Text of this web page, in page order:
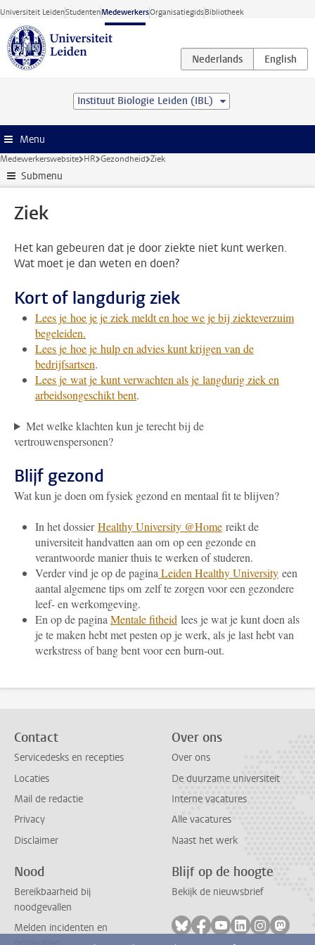
Ga direct naar de inhoud
Universiteit LeidenStudentenMedewerkersOrganisatiegidsBibliotheek
Instituut Biologie Leiden (IBL)
Menu
Medewerkerswebsite HR Gezondheid Ziek
Submenu
Ziek
Het kan gebeuren dat je door ziekte niet kunt werken.
Wat moet je dan weten en doen?
Kort of langdurig ziek
Lees je hoe je je ziek meldt en hoe we je bij ziekteverzuim
begeleiden.
Lees je hoe je hulp en advies kunt krijgen van de
bedrijfsartsen.
Lees je wat je kunt verwachten als je langdurig ziek en
arbeidsongeschikt bent.
Met welke klachten kun je terecht bij de
vertrouwenspersonen?
Blijf gezond
Wat kun je doen om fysiek gezond en mentaal fit te blijven?
In het dossierHealthy University @Home reikt de
universiteit handvatten aan om op een gezonde en
verantwoorde manier thuis te werken of studeren.
Verder vind je op de pagina Leiden Healthy University een
aantal algemene tips om zelf te zorgen voor een gezondere
leef- en werkomgeving.
En op de pagina Mentale fitheid lees je wat je kunt doen als
je te maken hebt met pesten op je werk, als je last hebt van
werkstress of bang bent voor een burn-out.
Contact
Servicedesks en recepties
Locaties
Mail de redactie
Privacy
Disclaimer
Over ons
Over ons
De duurzame universiteit
Interne vacatures
Alle vacatures
Naast het werk
Nood
Bereikbaarheid bij
noodgevallen
Melden incidenten en
Blijf op de hoogte
Bekijk de nieuwsbrief
Volg ons op bluesky
Volg ons op facebook
Volg ons op
Volg ons op
Volg ons
Volg